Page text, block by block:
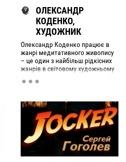
ОЛЕКСАНДР
КОДЕНКО,
ХУДОЖНИК
Олександр Коденко працює в
жанрі медитативного живопису
– це один з найбільш рідкісних
жанрів в світовому художньому
художника, його картини мають
людину рівновагою,
заспокоєнням, умиротворенням.